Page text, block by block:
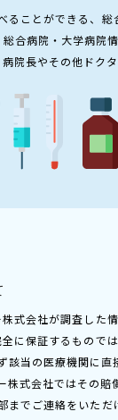
ことができる、総
合病院・大学病院情
院長やその他ドクタ
式会社が調査した情
に保証するものでは
当の医療機関に直
式会社ではその賠
までご連絡をいただ